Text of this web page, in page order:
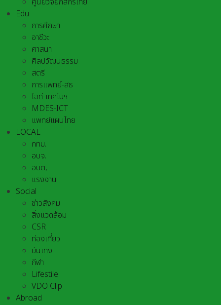
Edu
การศึกษา
อาชีวะ
ศาสนา
ศิลปวัฒนธรรม
สตรี
การแพทย์-สธ
ไอที-เทคโนฯ
MDES-ICT
แพทย์แผนไทย
LOCAL
กทม.
อบจ.
อบต,
แรงงาน
Social
ข่าวสังคม
สิ่งแวดล้อม
CSR
ท่องเที่ยว
บันเทิง
กีฬา
Lifestile
VDO Clip
Abroad